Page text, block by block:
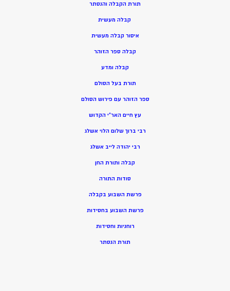
תורת הקבלה והנסתר
קבלה מעשית
איסור קבלה מעשית
קבלה ספר הזוהר
קבלה ומדע
תורת בעל הסולם
ספר הזוהר עם פירוש הסולם
עץ חיים האר”י הקדוש
רבי ברוך שלום הלוי אשלג
רבי יהודה לייב אשלג
קבלה ותורת החן
סודות התורה
פרשת השבוע בקבלה
פרשת השבוע בחסידות
רוחניות וחסידות
תורת הנסתר